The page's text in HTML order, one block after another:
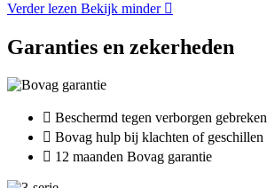
Verder lezen Bekijk minder
Garanties en zekerheden
Beschermd tegen verborgen gebreken
Bovag hulp bij klachten of geschillen
12 maanden Bovag garantie